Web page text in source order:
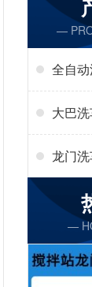
—
全自
大巴
龙门
—